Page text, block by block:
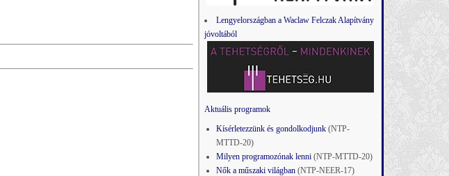
Lengyelországban a Waclaw Felczak Alapítvány
jóvoltából
Aktuális programok
Kísérletezzünk és gondolkodjunk(NTP-
MTTD-20)
Milyen programozónak lenni(NTP-MTTD-20)
Nők a műszaki világban(NTP-NEER-17)